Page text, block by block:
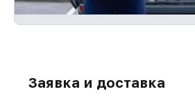
Заявка и доставка